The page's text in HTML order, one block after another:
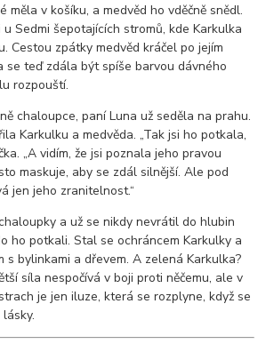
měla v košíku, a medvěd ho vděčně snědl.
Sedmi šepotajících stromů, kde Karkulka
Cestou zpátky medvěd kráčel po jejím
se teď zdála být spíše barvou dávného
rozpouští.
chaloupce, paní Luna už seděla na prahu.
Karkulku a medvěda. „Tak jsi ho potkala,
„A vidím, že jsi poznala jeho pravou
maskuje, aby se zdál silnější. Ale pod
jen jeho zranitelnost.“
a už se nikdy nevrátil do hlubin
ho potkali. Stal se ochráncem Karkulky a
s bylinkami a dřevem. A zelená Karkulka?
síla nespočívá v boji proti něčemu, ale v
je jen iluze, která se rozplyne, když se